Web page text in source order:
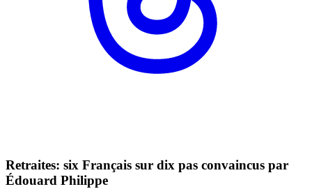
Retraites: six Français sur dix pas convaincus par
Édouard Philippe